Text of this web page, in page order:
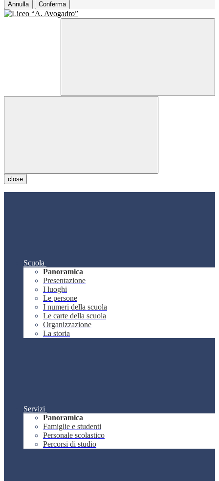
Annulla Conferma
close
Scuola
Panoramica
Presentazione
I luoghi
Le persone
I numeri della scuola
Le carte della scuola
Organizzazione
La storia
Servizi
Panoramica
Famiglie e studenti
Personale scolastico
Percorsi di studio